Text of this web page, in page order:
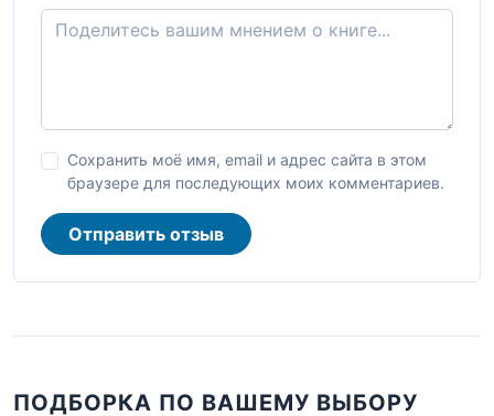
Сохранить моё имя, email и адрес сайта в этом
браузере для последующих моих комментариев.
Отправить отзыв
ПОДБОРКА ПО ВАШЕМУ ВЫБОРУ